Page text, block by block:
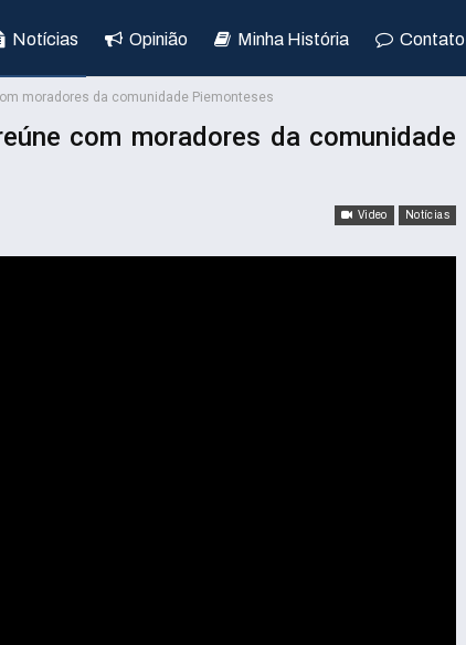
Notícias Opinião Minha História Contato
moradores da comunidade Piemonteses
com moradores da comunidade
Video Notícias